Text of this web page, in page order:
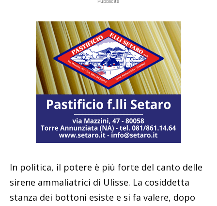
In politica, il potere è più forte del canto delle
sirene ammaliatrici di Ulisse. La cosiddetta
stanza dei bottoni esiste e si fa valere, dopo